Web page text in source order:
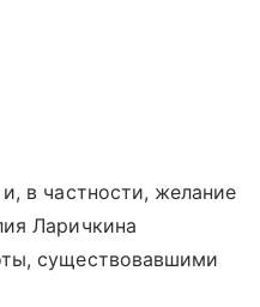
в частности, желание
Ларичкина
существовавшими